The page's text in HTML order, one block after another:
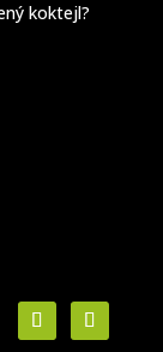
koktejl?